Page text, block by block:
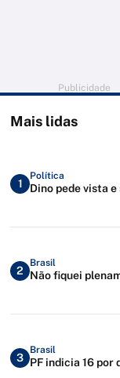
Publicidade
Mais lidas
1
Política
Dino pede vista
2
Brasil
Não fiquei
3
Brasil
PF indicia 16 por